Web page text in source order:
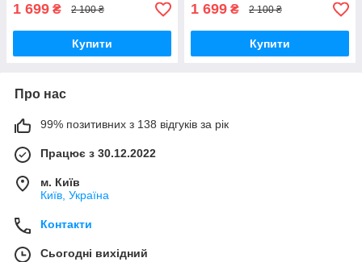
1 699 ₴ 2 100 ₴
Купити
1 699 ₴ 2 100 ₴
Купити
Про нас
99% позитивних з 138 відгуків за рік
Працює з 30.12.2022
м. Київ
Київ, Україна
Контакти
Сьогодні вихідний